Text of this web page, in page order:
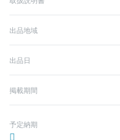
出品地域
出品日
掲載期間
予定納期